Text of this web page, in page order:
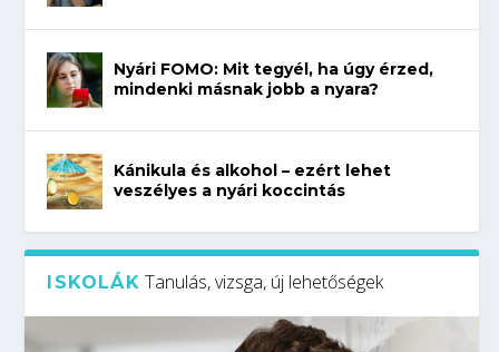
Nyári FOMO: Mit tegyél, ha úgy érzed,
mindenki másnak jobb a nyara?
Kánikula és alkohol – ezért lehet
veszélyes a nyári koccintás
ISKOLÁK Tanulás, vizsga, új lehetőségek